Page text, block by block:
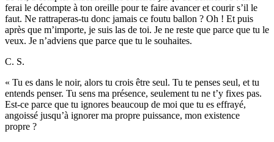
ferai le décompte à ton oreille pour te faire avancer et courir s’il le
faut. Ne rattraperas-tu donc jamais ce foutu ballon ? Oh ! Et puis
après que m’importe, je suis las de toi. Je ne reste que parce que tu le
veux. Je n’adviens que parce que tu le souhaites.
C. S.
« Tu es dans le noir, alors tu crois être seul. Tu te penses seul, et tu
entends penser. Tu sens ma présence, seulement tu ne t’y fixes pas.
Est-ce parce que tu ignores beaucoup de moi que tu es effrayé,
angoissé jusqu’à ignorer ma propre puissance, mon existence
propre ?